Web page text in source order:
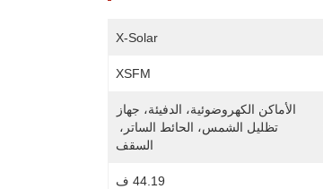
X-Solar
XSFM
السقف
44.19 ف